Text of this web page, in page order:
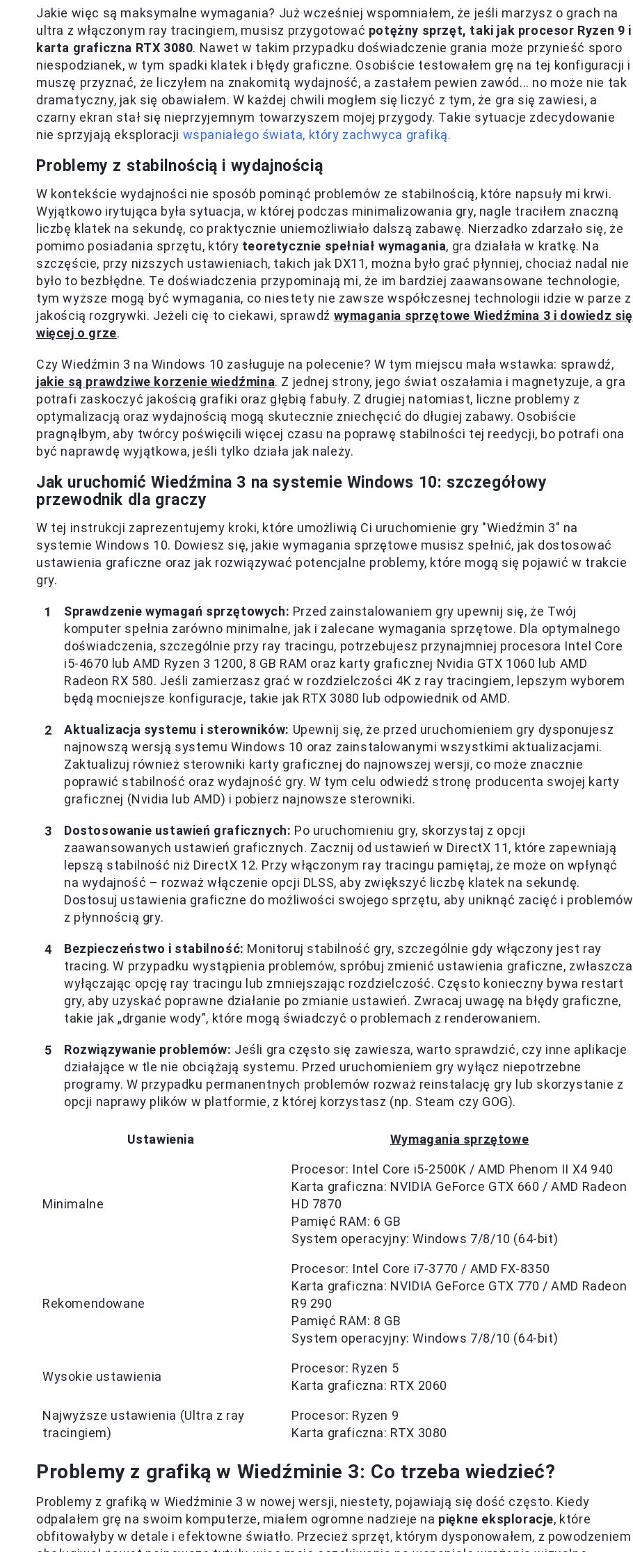
Jakie więc są maksymalne wymagania? Już wcześniej wspomniałem, że jeśli marzysz o grach na
ultra z włączonym ray tracingiem, musisz przygotować potężny sprzęt, taki jak procesor Ryzen 9 i
karta graficzna RTX 3080. Nawet w takim przypadku doświadczenie grania może przynieść sporo
niespodzianek, w tym spadki klatek i błędy graficzne. Osobiście testowałem grę na tej konfiguracji i
muszę przyznać, że liczyłem na znakomitą wydajność, a zastałem pewien zawód... no może nie tak
dramatyczny, jak się obawiałem. W każdej chwili mogłem się liczyć z tym, że gra się zawiesi, a
czarny ekran stał się nieprzyjemnym towarzyszem mojej przygody. Takie sytuacje zdecydowanie
nie sprzyjają eksploracji wspaniałego świata, który zachwyca grafiką.
Problemy z stabilnością i wydajnością
W kontekście wydajności nie sposób pominąć problemów ze stabilnością, które napsuły mi krwi.
Wyjątkowo irytująca była sytuacja, w której podczas minimalizowania gry, nagle traciłem znaczną
liczbę klatek na sekundę, co praktycznie uniemożliwiało dalszą zabawę. Nierzadko zdarzało się, że
pomimo posiadania sprzętu, który teoretycznie spełniał wymagania, gra działała w kratkę. Na
szczęście, przy niższych ustawieniach, takich jak DX11, można było grać płynniej, chociaż nadal nie
było to bezbłędne. Te doświadczenia przypominają mi, że im bardziej zaawansowane technologie,
tym wyższe mogą być wymagania, co niestety nie zawsze współczesnej technologii idzie w parze z
jakością rozgrywki. Jeżeli cię to ciekawi, sprawdź wymagania sprzętowe Wiedźmina 3 i dowiedz się
więcej o grze.
Czy Wiedźmin 3 na Windows 10 zasługuje na polecenie? W tym miejscu mała wstawka: sprawdź,
jakie są prawdziwe korzenie wiedźmina. Z jednej strony, jego świat oszałamia i magnetyzuje, a gra
potrafi zaskoczyć jakością grafiki oraz głębią fabuły. Z drugiej natomiast, liczne problemy z
optymalizacją oraz wydajnością mogą skutecznie zniechęcić do długiej zabawy. Osobiście
pragnąłbym, aby twórcy poświęcili więcej czasu na poprawę stabilności tej reedycji, bo potrafi ona
być naprawdę wyjątkowa, jeśli tylko działa jak należy.
Jak uruchomić Wiedźmina 3 na systemie Windows 10: szczegółowy
przewodnik dla graczy
W tej instrukcji zaprezentujemy kroki, które umożliwią Ci uruchomienie gry "Wiedźmin 3" na
systemie Windows 10. Dowiesz się, jakie wymagania sprzętowe musisz spełnić, jak dostosować
ustawienia graficzne oraz jak rozwiązywać potencjalne problemy, które mogą się pojawić w trakcie
gry.
Sprawdzenie wymagań sprzętowych: Przed zainstalowaniem gry upewnij się, że Twój
komputer spełnia zarówno minimalne, jak i zalecane wymagania sprzętowe. Dla optymalnego
doświadczenia, szczególnie przy ray tracingu, potrzebujesz przynajmniej procesora Intel Core
i5-4670 lub AMD Ryzen 3 1200, 8 GB RAM oraz karty graficznej Nvidia GTX 1060 lub AMD
Radeon RX 580. Jeśli zamierzasz grać w rozdzielczości 4K z ray tracingiem, lepszym wyborem
będą mocniejsze konfiguracje, takie jak RTX 3080 lub odpowiednik od AMD.
Aktualizacja systemu i sterowników: Upewnij się, że przed uruchomieniem gry dysponujesz
najnowszą wersją systemu Windows 10 oraz zainstalowanymi wszystkimi aktualizacjami.
Zaktualizuj również sterowniki karty graficznej do najnowszej wersji, co może znacznie
poprawić stabilność oraz wydajność gry. W tym celu odwiedź stronę producenta swojej karty
graficznej (Nvidia lub AMD) i pobierz najnowsze sterowniki.
Dostosowanie ustawień graficznych: Po uruchomieniu gry, skorzystaj z opcji
zaawansowanych ustawień graficznych. Zacznij od ustawień w DirectX 11, które zapewniają
lepszą stabilność niż DirectX 12. Przy włączonym ray tracingu pamiętaj, że może on wpłynąć
na wydajność – rozważ włączenie opcji DLSS, aby zwiększyć liczbę klatek na sekundę.
Dostosuj ustawienia graficzne do możliwości swojego sprzętu, aby uniknąć zacięć i problemów
z płynnością gry.
Bezpieczeństwo i stabilność: Monitoruj stabilność gry, szczególnie gdy włączony jest ray
tracing. W przypadku wystąpienia problemów, spróbuj zmienić ustawienia graficzne, zwłaszcza
wyłączając opcję ray tracingu lub zmniejszając rozdzielczość. Często konieczny bywa restart
gry, aby uzyskać poprawne działanie po zmianie ustawień. Zwracaj uwagę na błędy graficzne,
takie jak „drganie wody”, które mogą świadczyć o problemach z renderowaniem.
Rozwiązywanie problemów: Jeśli gra często się zawiesza, warto sprawdzić, czy inne aplikacje
działające w tle nie obciążają systemu. Przed uruchomieniem gry wyłącz niepotrzebne
programy. W przypadku permanentnych problemów rozważ reinstalację gry lub skorzystanie z
opcji naprawy plików w platformie, z której korzystasz (np. Steam czy GOG).
Ustawienia Wymagania sprzętowe
Minimalne
Procesor: Intel Core i5-2500K / AMD Phenom II X4 940
Karta graficzna: NVIDIA GeForce GTX 660 / AMD Radeon
HD 7870
Pamięć RAM: 6 GB
System operacyjny: Windows 7/8/10 (64-bit)
Rekomendowane
Procesor: Intel Core i7-3770 / AMD FX-8350
Karta graficzna: NVIDIA GeForce GTX 770 / AMD Radeon
R9 290
Pamięć RAM: 8 GB
System operacyjny: Windows 7/8/10 (64-bit)
Wysokie ustawienia
Procesor: Ryzen 5
Karta graficzna: RTX 2060
Najwyższe ustawienia (Ultra z ray
tracingiem)
Procesor: Ryzen 9
Karta graficzna: RTX 3080
Problemy z grafiką w Wiedźminie 3: Co trzeba wiedzieć?
Problemy z grafiką w Wiedźminie 3 w nowej wersji, niestety, pojawiają się dość często. Kiedy
odpalałem grę na swoim komputerze, miałem ogromne nadzieje na piękne eksploracje, które
obfitowałyby w detale i efektowne światło. Przecież sprzęt, którym dysponowałem, z powodzeniem